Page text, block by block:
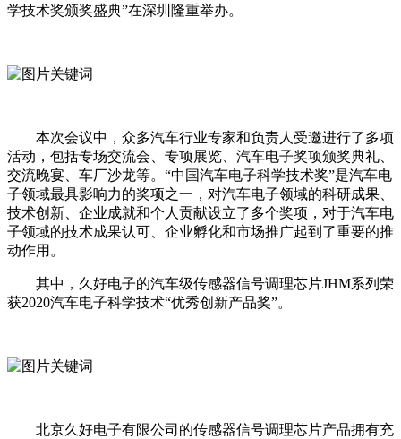
学技术奖颁奖盛典”在深圳隆重举办。
本次会议中，众多汽车行业专家和负责人受邀进行了多项
活动，包括专场交流会、专项展览、汽车电子奖项颁奖典礼、
交流晚宴、车厂沙龙等。 “中国汽车电子科学技术奖”是汽车电
子领域最具影响力的奖项之一，对汽车电子领域的科研成果、
技术创新、企业成就和个人贡献设立了多个奖项，对于汽车电
子领域的技术成果认可、企业孵化和市场推广起到了重要的推
动作用。
其中，久好电子的汽车级传感器信号调理芯片JHM系列荣
获2020汽车电子科学技术“优秀创新产品奖”。
北京久好电子有限公司的传感器信号调理芯片产品拥有充